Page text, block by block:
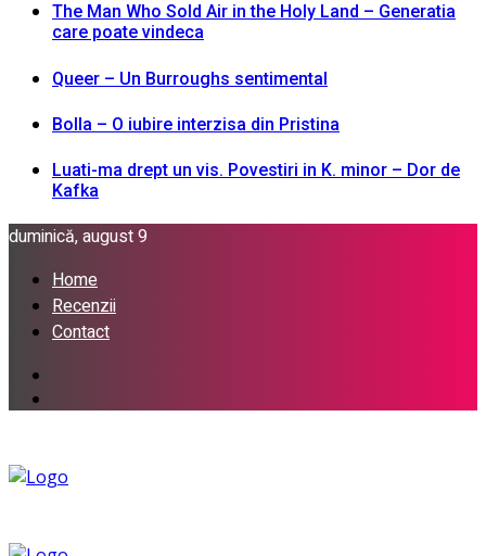
The Man Who Sold Air in the Holy Land – Generatia
care poate vindeca
Queer – Un Burroughs sentimental
Bolla – O iubire interzisa din Pristina
Luati-ma drept un vis. Povestiri in K. minor – Dor de
Kafka
duminică, august 9
Home
Recenzii
Contact